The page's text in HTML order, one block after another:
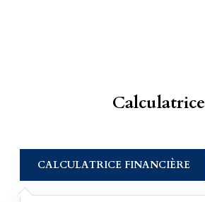
Calculatrice
CALCULATRICE FINANCIÈRE